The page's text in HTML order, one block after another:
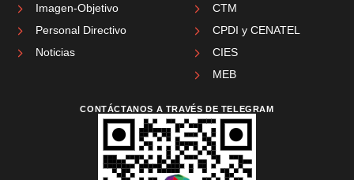
Imagen-Objetivo
Personal Directivo
Noticias
CTM
CPDI y CENATEL
CIES
MEB
CONTÁCTANOS A TRAVÉS DE TELEGRAM